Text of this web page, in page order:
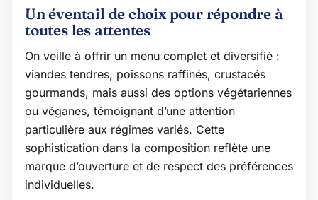
Un éventail de choix pour répondre à
toutes les attentes
On veille à offrir un menu complet et diversifié :
viandes tendres, poissons raffinés, crustacés
gourmands, mais aussi des options végétariennes
ou véganes, témoignant d’une attention
particulière aux régimes variés. Cette
sophistication dans la composition reflète une
marque d’ouverture et de respect des préférences
individuelles.